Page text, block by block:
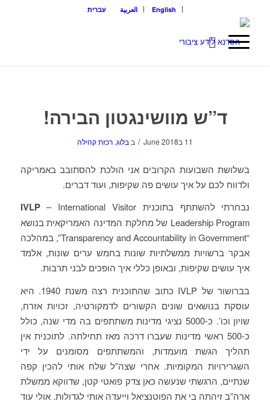
English العربية עברית
ד”ש מוושינגטון הבירה!
11 בJune 2018 / ב בלוג, רכזת קהילה
בשלושת השבועות הקרובים אני הולכת להסתובב באמריקה
ולדווח לכם על איך עושים פה שקיפות, ועוד דברים.
נבחרתי להשתתף בתוכנית
IVLP– International Visitor
Leadership Program של מחלקת המדינה האמריקאית בנושא
“Transparency and Accountability in Government”, במהלכה
אבקר ברשויות ממשלתיות שונות בחמש ערים שונות, אלמד
איך עושים שקיפות, ובאופן כללי איך הופכים לבני תרבות.
בברושור של IVLP כתוב שהתוכנית רצה משנת 1940. היא
עוסקת בנושאים שונים הקשורים לדמקורטיה, זכויות אזרח,
שויון וכו’. כ-5000 נציגי מדינות משתתפים בה מדי שנה, כולל
כ-500 ראשי מדינות שעברו דרכה מאז תחילתה. לתוכנית אין
תהליך הגשת מועמדות, והמשתתפים מסומנים על ידי
השגרירויות המקומיות. אחרי שצה”ל שלח אותי להכין קפה
שנתיים, הרגשתי שנעשה כאן צדק פואטי קטן, שדווקא ממשלת
ארה”ב זיהתה בי את הפוטנציאל וייעדה אותי לגדולות. אולי עוד